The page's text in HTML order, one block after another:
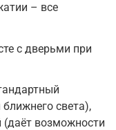
– все
с дверьми при
света),
возможности